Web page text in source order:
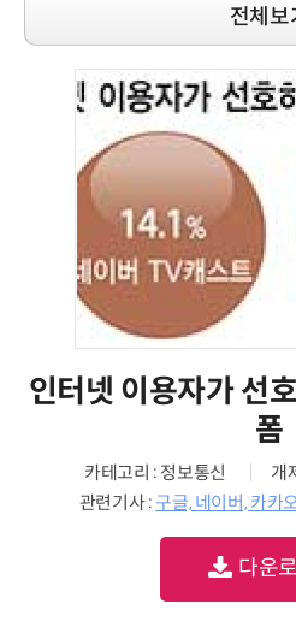
전체보
인터넷 이용자가 선
폼
카테고리 : 정보통신
개
관련기사 : 구글, 네이버, 카카
다운